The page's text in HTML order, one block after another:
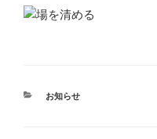
カ
お知らせ